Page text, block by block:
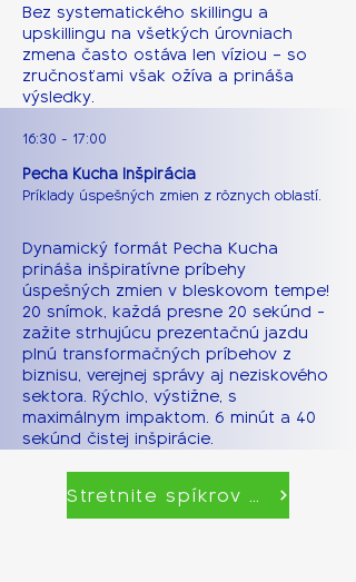
Bez systematického skillingu a
upskillingu na všetkých úrovniach
zmena často ostáva len víziou – so
zručnosťami však ožíva a prináša
výsledky.
16:30 - 17:00
Pecha Kucha Inšpirácia
Príklady úspešných zmien z rôznych oblastí.
Dynamický formát Pecha Kucha
prináša inšpiratívne príbehy
úspešných zmien v bleskovom tempe!
20 snímok, každá presne 20 sekúnd -
zažite strhujúcu prezentačnú jazdu
plnú transformačných príbehov z
biznisu, verejnej správy aj neziskového
sektora. Rýchlo, výstižne, s
maximálnym impaktom. 6 minút a 40
sekúnd čistej inšpirácie.
Stretnite spíkrov naživo